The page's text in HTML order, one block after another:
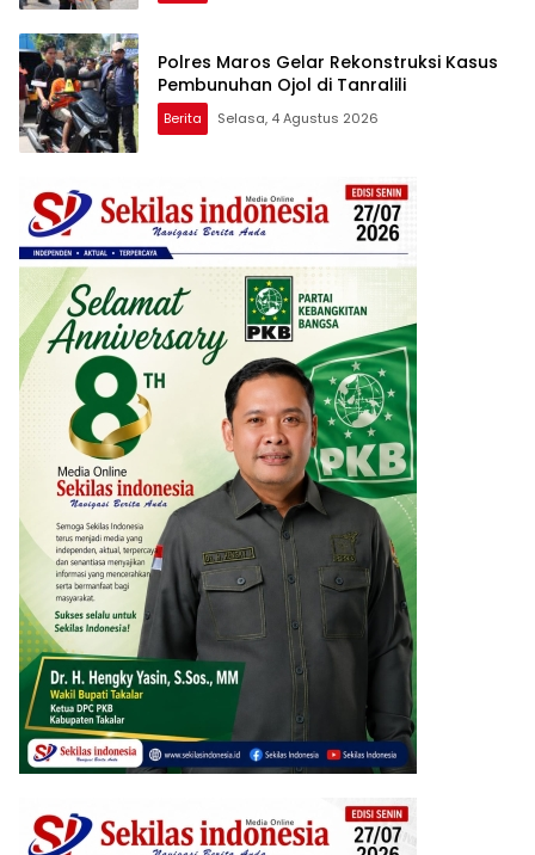
Polres Maros Gelar Rekonstruksi Kasus
Pembunuhan Ojol di Tanralili
Berita Selasa, 4 Agustus 2026